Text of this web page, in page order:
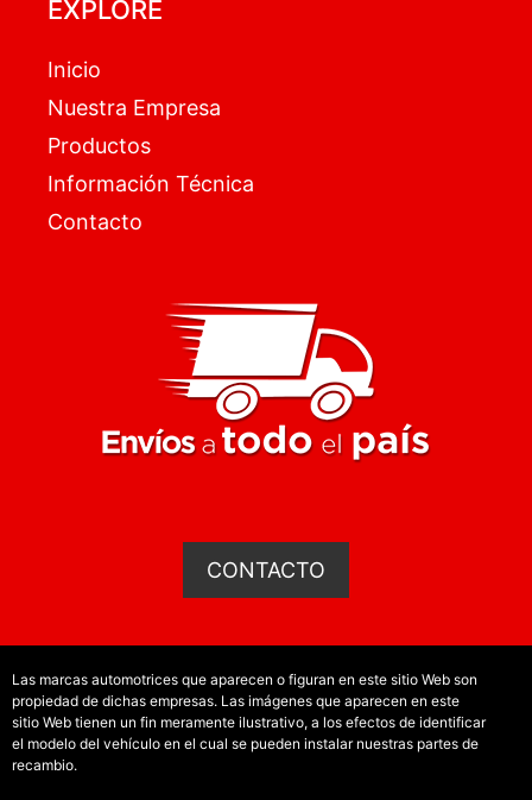
EXPLORE
Inicio
Nuestra Empresa
Productos
Información Técnica
Contacto
CONTACTO
Las marcas automotrices que aparecen o figuran en este sitio Web son
propiedad de dichas empresas. Las imágenes que aparecen en este
sitio Web tienen un fin meramente ilustrativo, a los efectos de identificar
el modelo del vehículo en el cual se pueden instalar nuestras partes de
recambio.